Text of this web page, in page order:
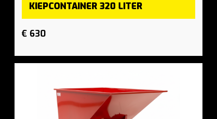
KIEPCONTAINER 320 LITER
€ 630